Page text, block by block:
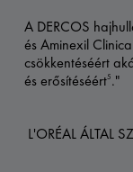
A DERCOS
és Aminexil
csökkentéséért
és erősítéséért5 ."
L'ORÉAL ÁLTAL